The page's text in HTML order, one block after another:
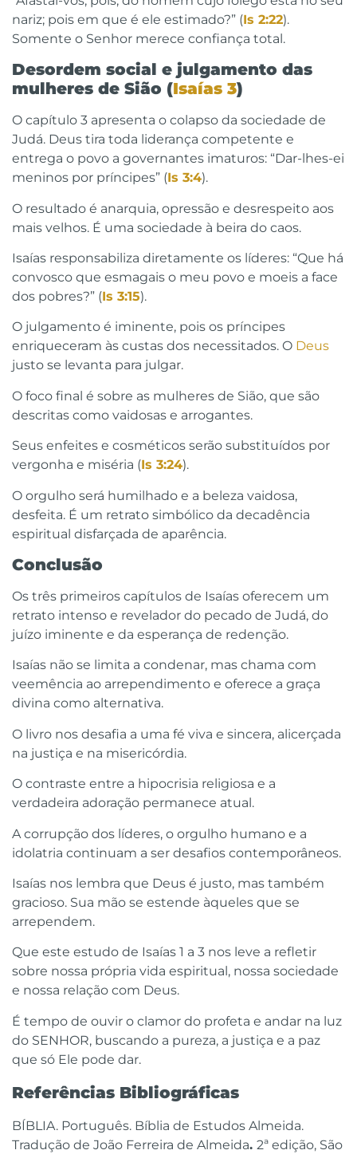
nariz; pois em que é ele estimado?” (Is 2:22).
Somente o Senhor merece confiança total.
Desordem social e julgamento das
mulheres de Sião (Isaías 3)
O capítulo 3 apresenta o colapso da sociedade de
Judá. Deus tira toda liderança competente e
entrega o povo a governantes imaturos: “Dar-lhes-ei
meninos por príncipes” (Is 3:4).
O resultado é anarquia, opressão e desrespeito aos
mais velhos. É uma sociedade à beira do caos.
Isaías responsabiliza diretamente os líderes: “Que há
convosco que esmagais o meu povo e moeis a face
dos pobres?” (Is 3:15).
O julgamento é iminente, pois os príncipes
enriqueceram às custas dos necessitados. O Deus
justo se levanta para julgar.
O foco final é sobre as mulheres de Sião, que são
descritas como vaidosas e arrogantes.
Seus enfeites e cosméticos serão substituídos por
vergonha e miséria (Is 3:24).
O orgulho será humilhado e a beleza vaidosa,
desfeita. É um retrato simbólico da decadência
espiritual disfarçada de aparência.
Conclusão
Os três primeiros capítulos de Isaías oferecem um
retrato intenso e revelador do pecado de Judá, do
juízo iminente e da esperança de redenção.
Isaías não se limita a condenar, mas chama com
veemência ao arrependimento e oferece a graça
divina como alternativa.
O livro nos desafia a uma fé viva e sincera, alicerçada
na justiça e na misericórdia.
O contraste entre a hipocrisia religiosa e a
verdadeira adoração permanece atual.
A corrupção dos líderes, o orgulho humano e a
idolatria continuam a ser desafios contemporâneos.
Isaías nos lembra que Deus é justo, mas também
gracioso. Sua mão se estende àqueles que se
arrependem.
Que este estudo de Isaías 1 a 3 nos leve a refletir
sobre nossa própria vida espiritual, nossa sociedade
e nossa relação com Deus.
É tempo de ouvir o clamor do profeta e andar na luz
do SENHOR, buscando a pureza, a justiça e a paz
que só Ele pode dar.
Referências Bibliográficas
BÍBLIA. Português. Bíblia de Estudos Almeida.
Tradução de João Ferreira de Almeida. 2ª edição, São